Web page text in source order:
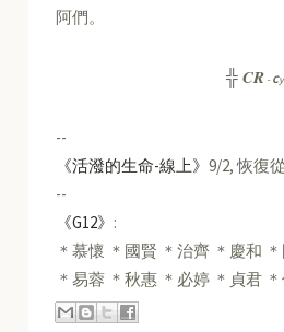
阿們。
╬CR -C
--
《活潑的生命-線上》9/2, 恢復
--
《G12》 :
＊慕懷 ＊國賢 ＊治齊 ＊慶和
＊易蓉 ＊秋惠 ＊必婷 ＊貞君